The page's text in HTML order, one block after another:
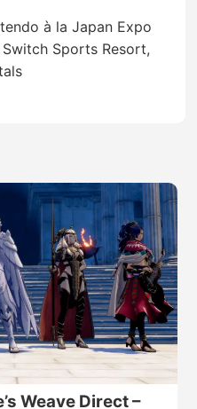
à la Japan Expo
Sports Resort,
Weave Direct –